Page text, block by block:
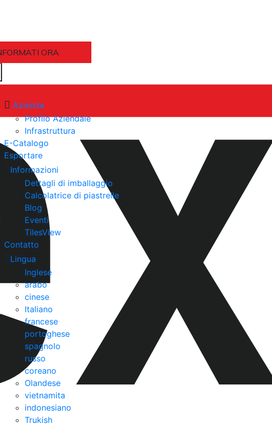
ORA
Azienda
Profilo Aziendale
Infrastruttura
E-Catalogo
Esportare
Informazioni
Dettagli di imballaggio
Calcolatrice di piastrelle
Blog
Eventi
TilesView
Contatto
Lingua
Inglese
arabo
cinese
Italiano
francese
portoghese
spagnolo
russo
coreano
Olandese
vietnamita
indonesiano
Trukish